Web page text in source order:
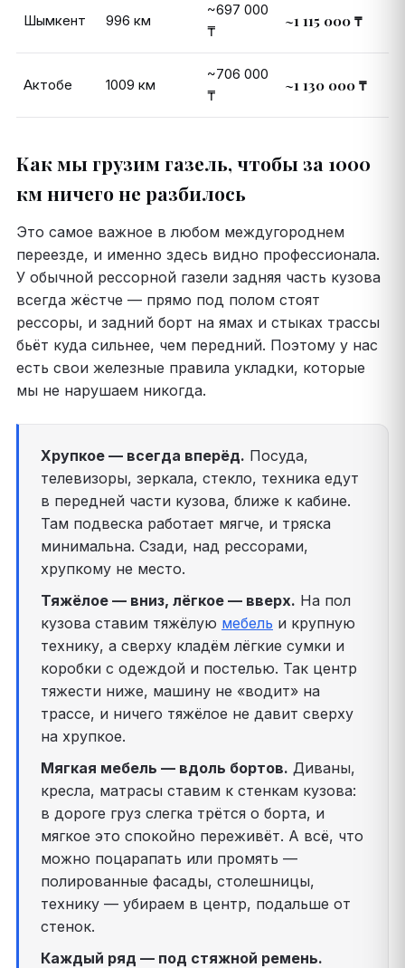
Шымкент 996 км
~697 000
₸
~1 115 000 ₸
Актобе 1009 км
~706 000
₸
~1 130 000 ₸
Как мы грузим газель, чтобы за 1000
км ничего не разбилось
Это самое важное в любом междугороднем
переезде, и именно здесь видно профессионала.
У обычной рессорной газели задняя часть кузова
всегда жёстче — прямо под полом стоят
рессоры, и задний борт на ямах и стыках трассы
бьёт куда сильнее, чем передний. Поэтому у нас
есть свои железные правила укладки, которые
мы не нарушаем никогда.
Хрупкое — всегда вперёд. Посуда,
телевизоры, зеркала, стекло, техника едут
в передней части кузова, ближе к кабине.
Там подвеска работает мягче, и тряска
минимальна. Сзади, над рессорами,
хрупкому не место.
Тяжёлое — вниз, лёгкое — вверх. На пол
кузова ставим тяжёлую мебель и крупную
технику, а сверху кладём лёгкие сумки и
коробки с одеждой и постелью. Так центр
тяжести ниже, машину не «водит» на
трассе, и ничего тяжёлое не давит сверху
на хрупкое.
Мягкая мебель — вдоль бортов. Диваны,
кресла, матрасы ставим к стенкам кузова:
в дороге груз слегка трётся о борта, и
мягкое это спокойно переживёт. А всё, что
можно поцарапать или промять —
полированные фасады, столешницы,
технику — убираем в центр, подальше от
стенок.
Каждый ряд — под стяжной ремень.